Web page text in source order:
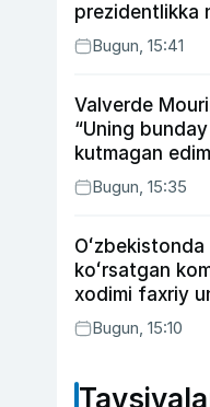
prezidentlikka
Bugun, 15:41
Valverde
“Uning
kutmagan
Bugun, 15:35
koʻrsatgan
xodimi faxriy
etilishi mumkin
Bugun, 15:10